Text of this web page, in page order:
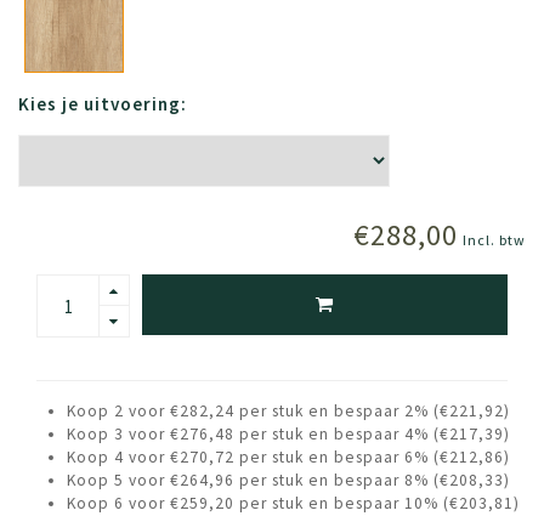
Kies je uitvoering:
€288,00 Incl. btw
Koop 2 voor €282,24 per stuk en bespaar 2% (€221,92)
Koop 3 voor €276,48 per stuk en bespaar 4% (€217,39)
Koop 4 voor €270,72 per stuk en bespaar 6% (€212,86)
Koop 5 voor €264,96 per stuk en bespaar 8% (€208,33)
Koop 6 voor €259,20 per stuk en bespaar 10% (€203,81)